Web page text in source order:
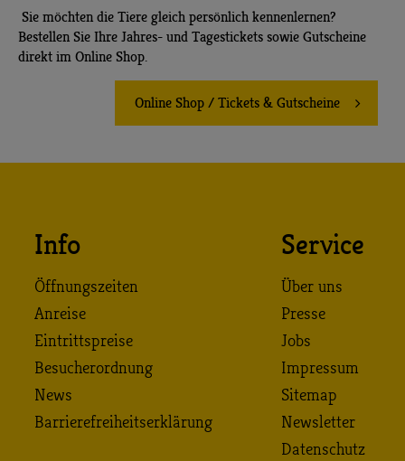
Sie möchten die Tiere gleich persönlich kennenlernen?
Bestellen Sie Ihre Jahres- und Tagestickets sowie Gutscheine
direkt im Online Shop.
Online Shop / Tickets & Gutscheine
Info
Öffnungszeiten
Anreise
Eintrittspreise
Besucherordnung
News
Barrierefreiheitserklärung
Service
Über uns
Presse
Jobs
Impressum
Sitemap
Newsletter
Datenschutz